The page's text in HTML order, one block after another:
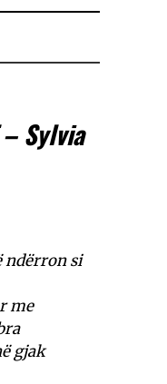
Sylvia
ndërron si
me
gjak